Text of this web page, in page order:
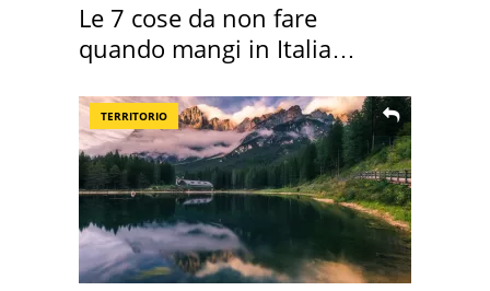
Le 7 cose da non fare
quando mangi in Italia
TERRITORIO